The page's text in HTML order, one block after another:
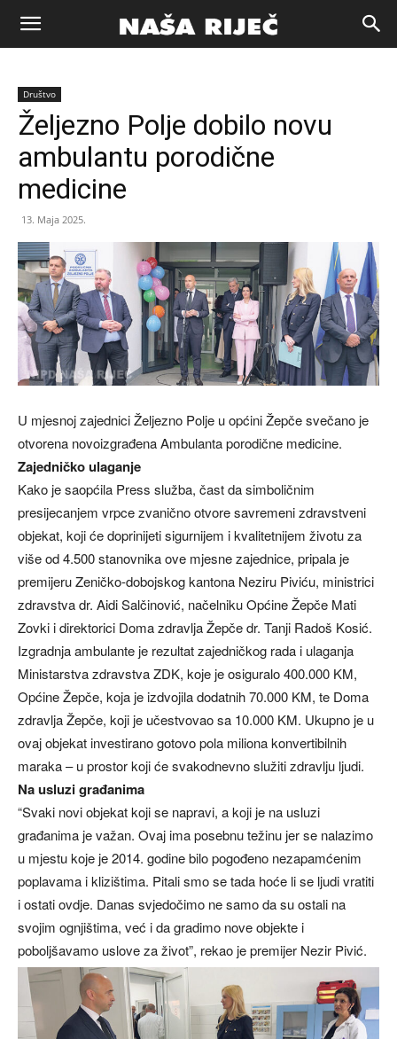
Naša
riječ
Društvo
Željezno Polje dobilo novu
ambulantu porodične
medicine
13. Maja 2025.
U mjesnoj zajednici Željezno Polje u općini Žepče svečano je
otvorena novoizgrađena Ambulanta porodične medicine.
Zajedničko ulaganje
Kako je saopćila Press služba, čast da simboličnim
presijecanjem vrpce zvanično otvore savremeni zdravstveni
objekat, koji će doprinijeti sigurnijem i kvalitetnijem životu za
više od 4.500 stanovnika ove mjesne zajednice, pripala je
premijeru Zeničko-dobojskog kantona Neziru Piviću, ministrici
zdravstva dr. Aidi Salčinović, načelniku Općine Žepče Mati
Zovki i direktorici Doma zdravlja Žepče dr. Tanji Radoš Kosić.
Izgradnja ambulante je rezultat zajedničkog rada i ulaganja
Ministarstva zdravstva ZDK, koje je osiguralo 400.000 KM,
Općine Žepče, koja je izdvojila dodatnih 70.000 KM, te Doma
zdravlja Žepče, koji je učestvovao sa 10.000 KM. Ukupno je u
ovaj objekat investirano gotovo pola miliona konvertibilnih
maraka – u prostor koji će svakodnevno služiti zdravlju ljudi.
Na usluzi građanima
“Svaki novi objekat koji se napravi, a koji je na usluzi
građanima je važan. Ovaj ima posebnu težinu jer se nalazimo
u mjestu koje je 2014. godine bilo pogođeno nezapamćenim
poplavama i klizištima. Pitali smo se tada hoće li se ljudi vratiti
i ostati ovdje. Danas svjedočimo ne samo da su ostali na
svojim ognjištima, već i da gradimo nove objekte i
poboljšavamo uslove za život”, rekao je premijer Nezir Pivić.